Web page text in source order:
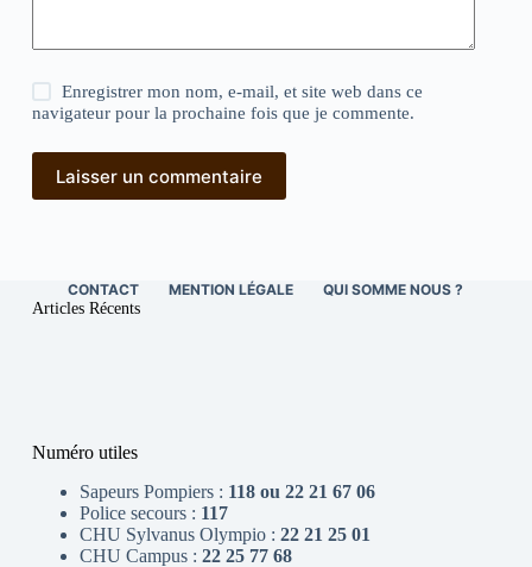
Enregistrer mon nom, e-mail, et site web dans ce
navigateur pour la prochaine fois que je commente.
Laisser un commentaire
CONTACT MENTION LÉGALE QUI SOMME NOUS ?
Articles Récents
Numéro utiles
Sapeurs Pompiers : 118 ou 22 21 67 06
Police secours : 117
CHU Sylvanus Olympio : 22 21 25 01
CHU Campus : 22 25 77 68